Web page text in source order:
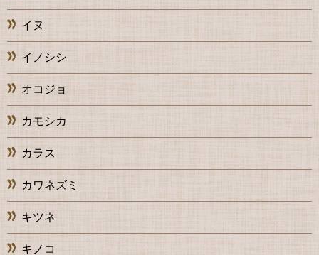
イヌ
イノシシ
オコジョ
カモシカ
カラス
カワネズミ
キツネ
キノコ